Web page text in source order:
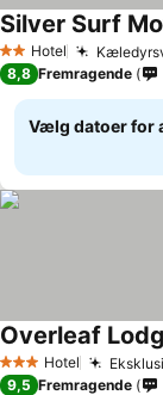
2 Stjerner
Hotel
Silver Surf
8,8 Fremragende
Vælg datoer for
3 StjernerHotel
Overleaf
9,5 Fremragende